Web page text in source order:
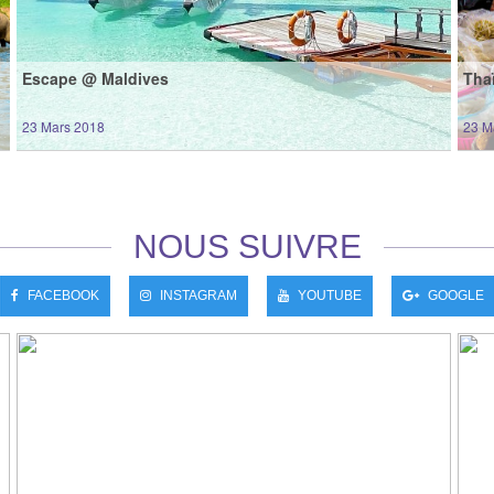
Escape @ Maldives
23 Mars 2018
Lire la suite »
23
NOUS SUIVRE
FACEBOOK INSTAGRAM YOUTUBE GOOGLE